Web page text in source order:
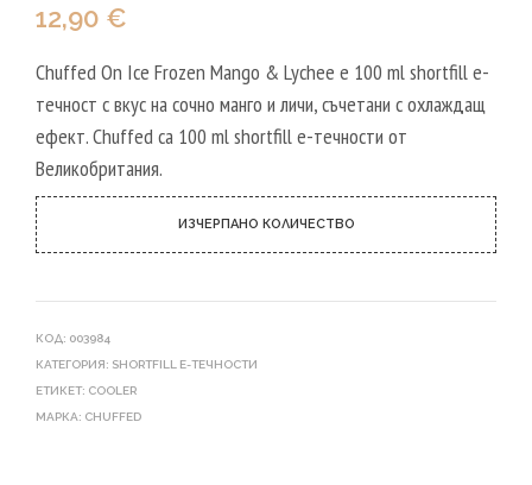
12,90 €
Chuffed On Ice Frozen Mango & Lychee е 100 ml shortfill e-
течност с вкус на сочно манго и личи, съчетани с охлаждащ
ефект. Chuffed са 100 ml shortfill e-течности от
Великобритания.
ИЗЧЕРПАНО КОЛИЧЕСТВО
КОД: 003984
КАТЕГОРИЯ: SHORTFILL Е-ТЕЧНОСТИ
ЕТИКЕТ: COOLER
МАРКА: CHUFFED